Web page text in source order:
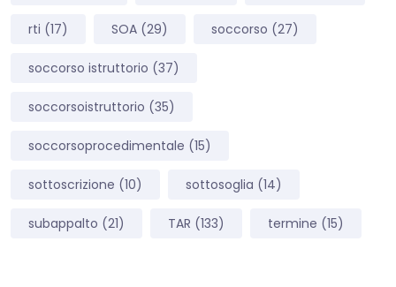
rti (17) SOA (29) soccorso (27)
soccorso istruttorio (37)
soccorsoistruttorio (35)
soccorsoprocedimentale (15)
sottoscrizione (10) sottosoglia (14)
subappalto (21) TAR (133) termine (15)